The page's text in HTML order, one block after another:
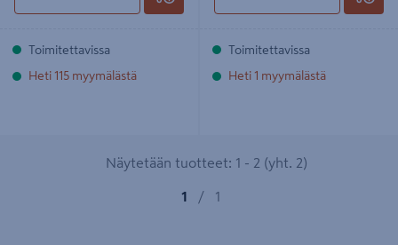
Toimitettavissa
Heti 115 myymälästä
Toimitettavissa
Heti 1 myymälästä
Näytetään tuotteet: 1 - 2 (yht. 2)
1 / 1